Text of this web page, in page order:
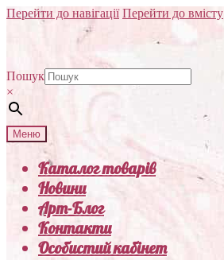
Перейти до навігації Перейти до вмісту
Пошук
×
Меню
Каталог товарів
Новини
Арт-Блог
Контакти
Особистий кабінет